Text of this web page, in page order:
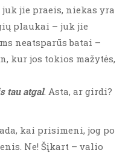
jie praeis, niekas yra
plaukai – juk jie
neatsparūs batai –
kur jos tokios mažytės,
tau atgal. Asta, ar girdi?
kai prisimeni, jog po
Ne! Šįkart – valio